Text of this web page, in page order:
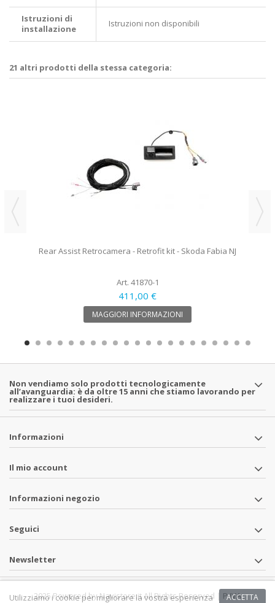
Istruzioni di
installazione
Istruzioni non disponibili
21 altri prodotti della stessa categoria:
Rear Assist Retrocamera - Retrofit kit - Skoda Fabia NJ
Art. 41870-1
411,00 €
MAGGIORI INFORMAZIONI
Non vendiamo solo prodotti tecnologicamente
all’avanguardia: è da oltre 15 anni che stiamo lavorando per
realizzare i tuoi desideri.
Informazioni
Il mio account
Informazioni negozio
Seguici
Newsletter
2025 Powered by Navistore.it All Rights Reserved | P.IVAACCETTA
Utilizziamo i cookie per migliorare la vostra esperienza